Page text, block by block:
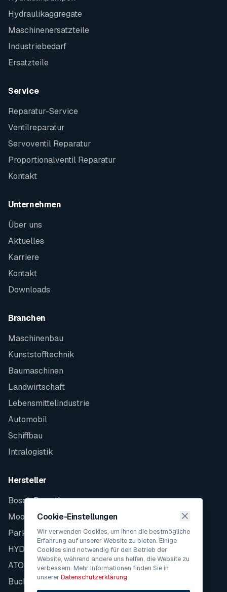
Hydraulikaggregate
Maschinenersatzteile
Industriebedarf
Ersatzteile
Service
Reparatur-Service
Ventilreparatur
Servoventil Reparatur
Proportionalventil Reparatur
Kontakt
Unternehmen
Über uns
Aktuelles
Karriere
Kontakt
Downloads
Branchen
Maschinenbau
Kunststofftechnik
Baumaschinen
Landwirtschaft
Lebensmittelindustrie
Automobil
Schiffbau
Intralogistik
Hersteller
Bosch Rexroth
Moog
Parker
HYDAC
ATOS
Bucher
Cookie-Einstellungen
Wir verwenden Cookies, um Ihnen die bestmögliche
Erfahrung auf unserer Website zu bieten. Einige
Cookies sind notwendig für den Betrieb der
Website, während andere uns helfen, die Website zu
verbessern. Mehr Informationen finden Sie in
unsererDatenschutzerklärung